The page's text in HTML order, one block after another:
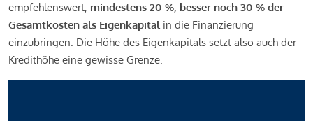
empfehlenswert, mindestens 20 %, besser noch 30 % der
Gesamtkosten als Eigenkapital in die Finanzierung
einzubringen. Die Höhe des Eigenkapitals setzt also auch der
Kredithöhe eine gewisse Grenze.